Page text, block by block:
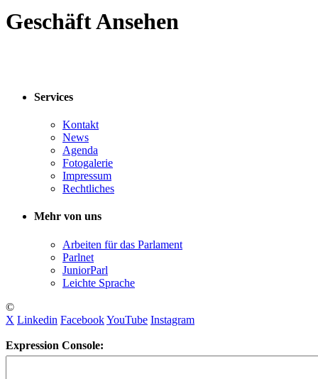
Geschäft Ansehen
Services
Kontakt
News
Agenda
Fotogalerie
Impressum
Rechtliches
Mehr von uns
Arbeiten für das Parlament
Parlnet
JuniorParl
Leichte Sprache
©
X Linkedin FacebookYouTube Instagram
Expression Console: